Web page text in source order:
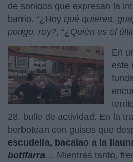
de sonidos que expresan la
barrio. “¿Hoy qué quieres,
pongo, rey?, “¿Quién es el
En
este
28, bulle de actividad. En la
borbotean con guisos que
escudella, bacalao a la
botifarra… Mientras tanto,